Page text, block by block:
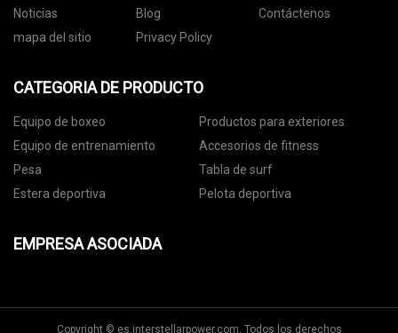
Noticias
Blog
Contáctenos
mapa del sitio
Privacy Policy
CATEGORIA DE PRODUCTO
Equipo de boxeo
Productos para exteriores
Equipo de entrenamiento
Accesorios de fitness
Pesa
Tabla de surf
Estera deportiva
Pelota deportiva
EMPRESA ASOCIADA
Copyright © es.interstellarpower.com, Todos los derechos